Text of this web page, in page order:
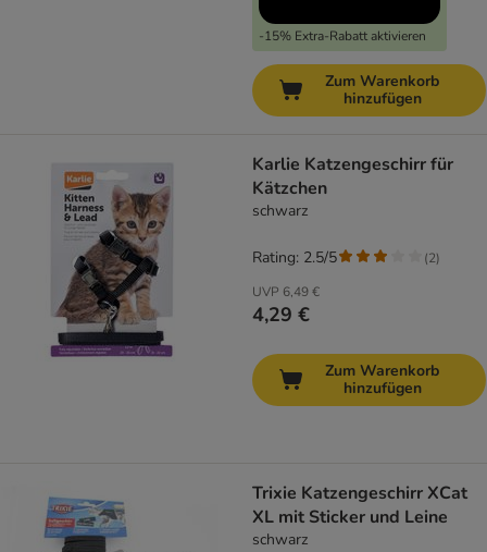
-15% Extra-Rabatt aktivieren
Zum Warenkorb
hinzufügen
Karlie Katzengeschirr für
Kätzchen
schwarz
UVP 6,49 €
4,29 €
Rating: 2.5/5 (2)
Zum Warenkorb
hinzufügen
Trixie Katzengeschirr XCat
XL mit Sticker und Leine
schwarz